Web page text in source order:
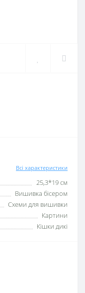
Всі характеристики
25,3*19 см
Вишивка бісером
Схеми для вишивки
Картини
Кішки дикі